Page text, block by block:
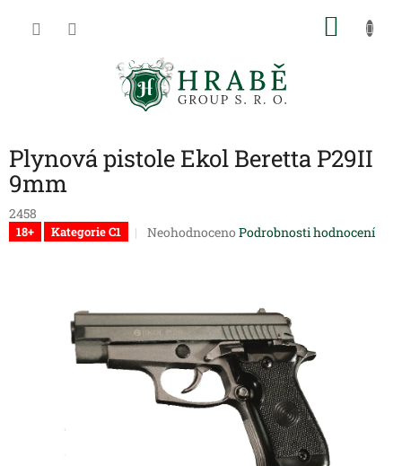
Plynová pistole Ekol Beretta P29II
9mm
2458
18+ Kategorie C1
Průměrné
z
5
hvězdiček.
Neohodnoceno Podrobnosti hodnocení